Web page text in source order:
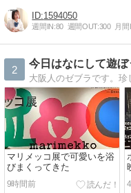
1594050
週間IN:80 週間OUT:300 月間
2
今日はなにして遊ぼ
マリメッコ展で可愛いを浴
びまくってきた
9時間前